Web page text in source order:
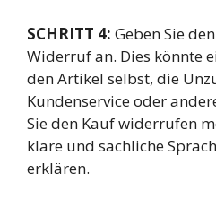
SCHRITT 4: Geben Sie
Widerruf an. Dies könnte
den Artikel selbst, die
Kundenservice oder
Sie den Kauf widerrufen
klare und sachliche
erklären.